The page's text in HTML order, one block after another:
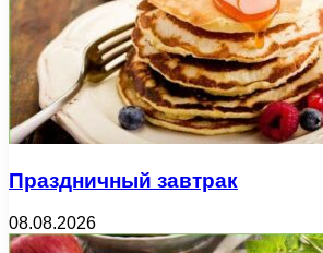
Праздничный завтрак
08.08.2026